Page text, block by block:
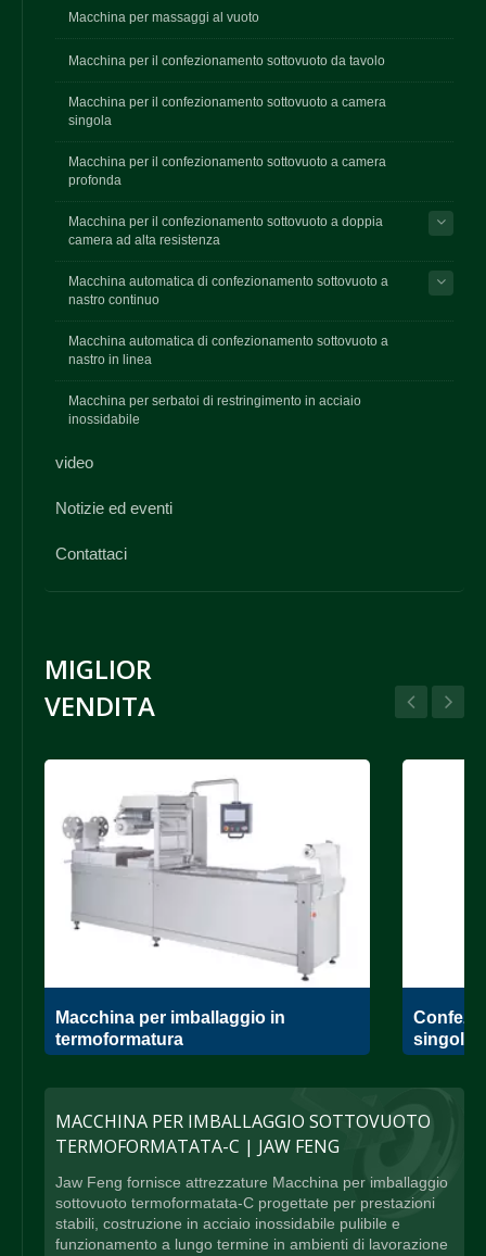
Macchina per massaggi al vuoto
Macchina per il confezionamento sottovuoto da tavolo
Macchina per il confezionamento sottovuoto a camera
singola
Macchina per il confezionamento sottovuoto a camera
profonda
Macchina per il confezionamento sottovuoto a doppia
camera ad alta resistenza
Macchina automatica di confezionamento sottovuoto a
nastro continuo
Macchina automatica di confezionamento sottovuoto a
nastro in linea
Macchina per serbatoi di restringimento in acciaio
inossidabile
video
Notizie ed eventi
Contattaci
MIGLIOR
VENDITA
Macchina per imballaggio in
termoformatura
singola
MACCHINA PER IMBALLAGGIO SOTTOVUOTO
TERMOFORMATATA-C | JAW FENG
Jaw Feng fornisce attrezzature Macchina per imballaggio
sottovuoto termoformatata-C progettate per prestazioni
stabili, costruzione in acciaio inossidabile pulibile e
funzionamento a lungo termine in ambienti di lavorazione